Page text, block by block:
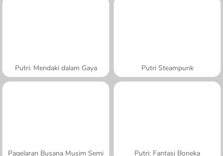
Putri: Mendaki dalam Gaya Putri Steampunk
Pagelaran Busana Musim Semi Putri: Fantasi Boneka